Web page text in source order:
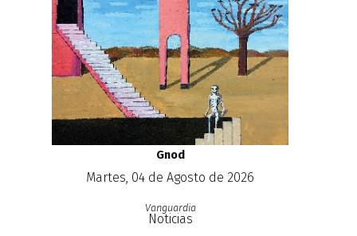
Gnod
Martes, 04 de Agosto de 2026
Vanguardia
Noticias